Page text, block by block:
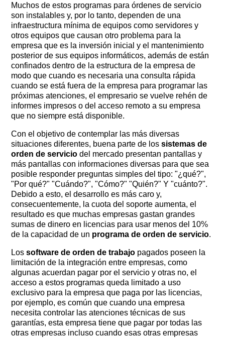
Muchos de estos programas para órdenes de servicio
son instalables y, por lo tanto, dependen de una
infraestructura mínima de equipos como servidores y
otros equipos que causan otro problema para la
empresa que es la inversión inicial y el mantenimiento
posterior de sus equipos informáticos, además de están
confinados dentro de la estructura de la empresa de
modo que cuando es necesaria una consulta rápida
cuando se está fuera de la empresa para programar las
próximas atenciones, el empresario se vuelve rehén de
informes impresos o del acceso remoto a su empresa
que no siempre está disponible.
Con el objetivo de contemplar las más diversas
situaciones diferentes, buena parte de lossistemas de
orden de servicio del mercado presentan pantallas y
más pantallas con informaciones diversas para que sea
posible responder preguntas simples del tipo: "¿qué?", ​​
"Por qué?" "Cuándo?", "Cómo?" "Quién?" Y "cuánto?".
Debido a esto, el desarrollo es más caro y,
consecuentemente, la cuota del soporte aumenta, el
resultado es que muchas empresas gastan grandes
sumas de dinero en licencias para usar menos del 10%
de la capacidad de un programa de orden de servicio.
Lossoftware de orden de trabajo pagados poseen la
limitación de la integración entre empresas, como
algunas acuerdan pagar por el servicio y otras no, el
acceso a estos programas queda limitado a uso
exclusivo para la empresa que paga por las licencias,
por ejemplo, es común que cuando una empresa
necesita controlar las atenciones técnicas de sus
garantías, esta empresa tiene que pagar por todas las
otras empresas incluso cuando esas otras empresas